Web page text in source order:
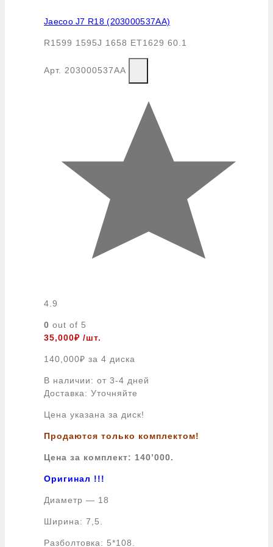
Jaecoo J7 R18 (203000537AA)
R1599 1595J 1658 ET1629 60.1
Арт. 203000537AA
4.9
0 out of 5
35,000₽ /шт.
140,000₽ за 4 диска
В наличии: от 3-4 дней
Доставка: Уточняйте
Цена указана за диск!
Продаются только комплектом!
Цена за комплект: 140’000.
Оригинал !!!
Диаметр — 18
Ширина: 7,5.
Разболтовка: 5*108.